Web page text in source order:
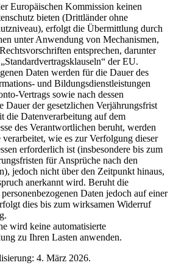
Europäischen Kommission keinen
bieten (Drittländer ohne
erfolgt die Übermittlung durch
unter Anwendung von Mechanismen,
entsprechen, darunter
der EU.
Daten werden für die Dauer des
und Bildungsdienstleistungen
Vertrags sowie nach dessen
Dauer der gesetzlichen Verjährungsfrist
die Datenverarbeitung auf dem
des Verantwortlichen beruht, werden
verarbeitet, wie es zur Verfolgung dieser
erforderlich ist (insbesondere bis zum
für Ansprüche nach den
jedoch nicht über den Zeitpunkt hinaus,
anerkannt wird. Beruht die
Daten jedoch auf einer
dies bis zum wirksamen Widerruf
wird keine automatisierte
zu Ihren Lasten anwenden.
4. März 2026.